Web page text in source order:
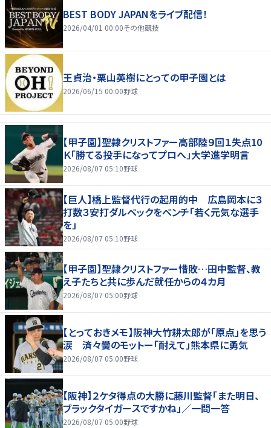
BEST BODY JAPANをライブ配信！
2026/04/01 00:00その他競技
王貞治・栗山英樹にとっての甲子園とは
2026/06/15 00:00野球
【甲子園】聖隷クリストファー高部陸９回１失点10
Ｋ「勝てる投手になってプロへ」大学進学明言
2026/08/07 05:10野球
【巨人】橋上監督代行の起用的中 広島岡本に３
打数３安打ダルベックをベンチ「若く元気な選手
を」
2026/08/07 05:10野球
【甲子園】聖隷クリストファー惜敗…田中監督、教
え子たちと共に歩んだ就任からの４カ月
2026/08/07 05:00野球
【とっておきメモ】阪神大竹耕太郎が「原点」を思う
涙 済々黌のモットー「耐えて」熊本県に勇気
2026/08/07 05:00野球
【阪神】２ケタ得点の大勝に藤川監督「また明日、
ブラックタイガースですかね」／一問一答
2026/08/07 05:00野球